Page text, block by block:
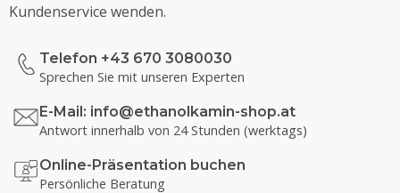
Kundenservice wenden.
Telefon +43 670 3080030
Sprechen Sie mit unseren Experten
E-Mail: info@ethanolkamin-shop.at
Antwort innerhalb von 24 Stunden (werktags)
Online-Präsentation buchen
Persönliche Beratung